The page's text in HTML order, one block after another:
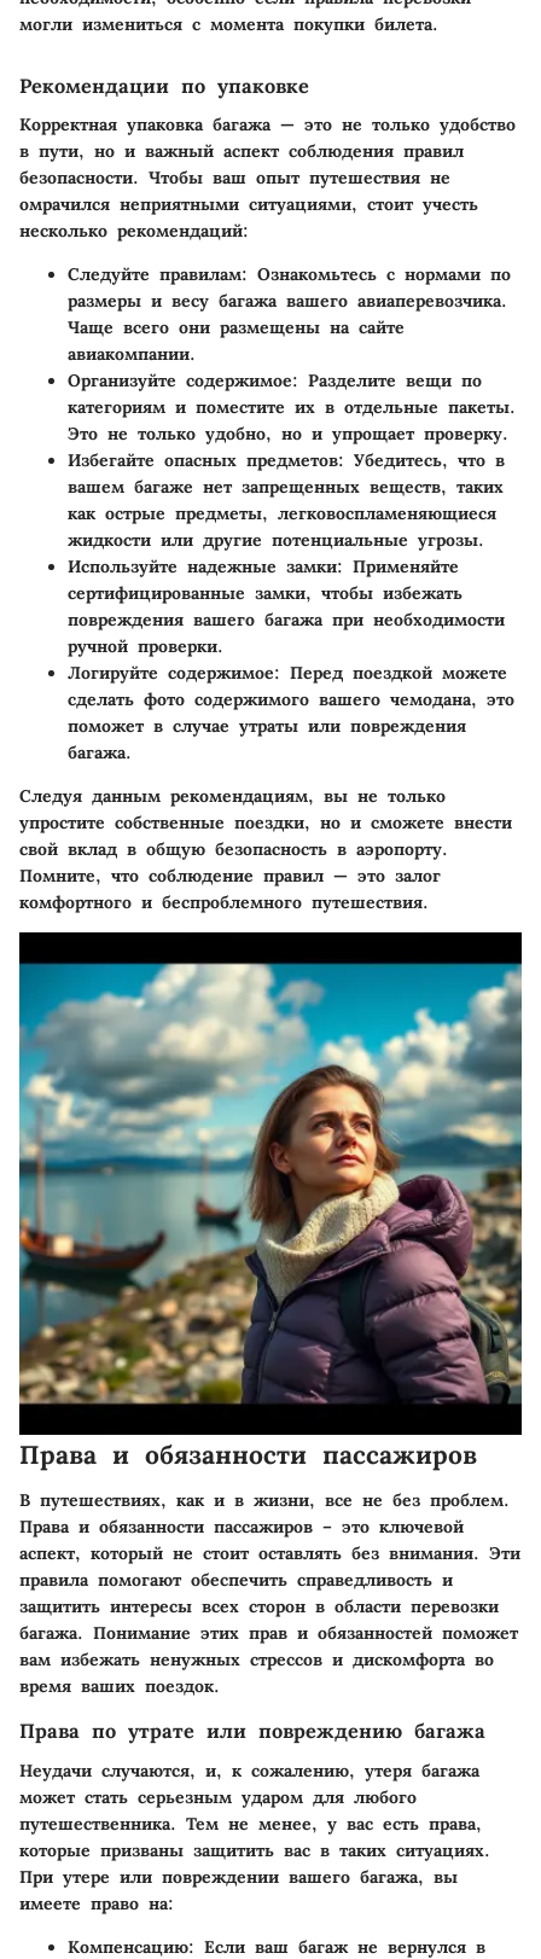
могли измениться с момента покупки билета.
Рекомендации по упаковке
Корректная упаковка багажа — это не только удобство
в пути, но и важный аспект соблюдения правил
безопасности. Чтобы ваш опыт путешествия не
омрачился неприятными ситуациями, стоит учесть
несколько рекомендаций:
Следуйте правилам: Ознакомьтесь с нормами по
размеры и весу багажа вашего авиаперевозчика.
Чаще всего они размещены на сайте
авиакомпании.
Организуйте содержимое: Разделите вещи по
категориям и поместите их в отдельные пакеты.
Это не только удобно, но и упрощает проверку.
Избегайте опасных предметов: Убедитесь, что в
вашем багаже нет запрещенных веществ, таких
как острые предметы, легковоспламеняющиеся
жидкости или другие потенциальные угрозы.
Используйте надежные замки: Применяйте
сертифицированные замки, чтобы избежать
повреждения вашего багажа при необходимости
ручной проверки.
Логируйте содержимое: Перед поездкой можете
сделать фото содержимого вашего чемодана, это
поможет в случае утраты или повреждения
багажа.
Следуя данным рекомендациям, вы не только
упростите собственные поездки, но и сможете внести
свой вклад в общую безопасность в аэропорту.
Помните, что соблюдение правил — это залог
комфортного и беспроблемного путешествия.
Права и обязанности пассажиров
В путешествиях, как и в жизни, все не без проблем.
Права и обязанности пассажиров – это ключевой
аспект, который не стоит оставлять без внимания. Эти
правила помогают обеспечить справедливость и
защитить интересы всех сторон в области перевозки
багажа. Понимание этих прав и обязанностей поможет
вам избежать ненужных стрессов и дискомфорта во
время ваших поездок.
Права по утрате или повреждению багажа
Неудачи случаются, и, к сожалению, утеря багажа
может стать серьезным ударом для любого
путешественника. Тем не менее, у вас есть права,
которые призваны защитить вас в таких ситуациях.
При утере или повреждении вашего багажа, вы
имеете право на:
Компенсацию: Если ваш багаж не вернулся в